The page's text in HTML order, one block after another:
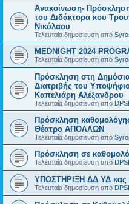
Ανακοίνωση-
του Διδάκτορα κου
Νικόλαου
Τελευταία δημοσίευση από
MEDNIGHT 2024
Τελευταία δημοσίευση από
Πρόσκληση στη
Διατριβής του
Καπελιάρη Αλέξανδρου
Τελευταία δημοσίευση από
Πρόσκληση
Θέατρο ΑΠΟΛΛΩΝ
Τελευταία δημοσίευση από
Πρόσκληση σε
Τελευταία δημοσίευση από
ΥΠΟΣΤΗΡΙΞΗ ΔΔ ΥΔ κας
Τελευταία δημοσίευση από